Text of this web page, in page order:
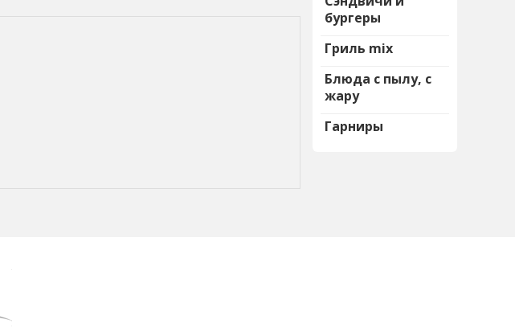
бургеры
Гриль mix
Блюда с пылу, с
жару
Гарниры